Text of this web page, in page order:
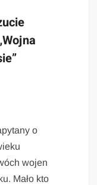
o
wojen
Mało kto